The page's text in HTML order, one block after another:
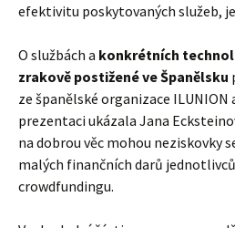
efektivitu poskytovaných služeb,
O službách a konkrétních
zrakově postižené ve Španělsku
ze španělské organizace
prezentaci ukázala Jana
na dobrou věc mohou neziskovky
malých finančních darů
crowdfundingu.